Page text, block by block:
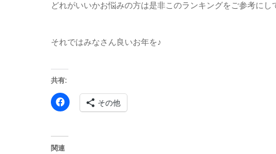
どれがいいかお悩みの方は是非このランキングをご参考にし
それではみなさん良いお年を♪
共有:
Facebook
で
る
その他
関連